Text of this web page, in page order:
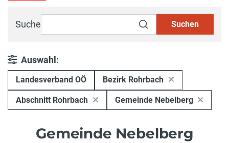
Suche Suchen
Auswahl:
Landesverband OÖ Bezirk Rohrbach
Abschnitt Rohrbach Gemeinde Nebelberg
Gemeinde Nebelberg